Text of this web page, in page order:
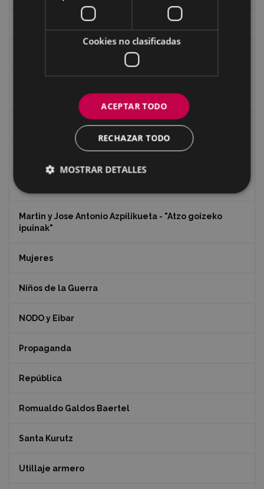
Iglesia de Azitain
Ignacio Zuloaga (1870-2020)
Indalecio Ojanguren Diputación de Gipuzkoa
Martin y Jose Antonio Azpilikueta - "Atzo goizeko
ipuinak"
Mujeres
Niños de la Guerra
NODO y Eibar
Propaganda
República
Romualdo Galdos Baertel
Santa Kurutz
Utillaje armero
Cookies no clasificadas
ACEPTAR TODO
RECHAZAR TODO
MOSTRAR DETALLES